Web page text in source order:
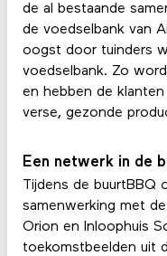
de al bestaande
de voedselbank van
oogst door tuinders
voedselbank. Zo
en hebben de
verse, gezonde
Een netwerk in de
Tijdens de buurtBBQ
samenwerking met de
Orion en Inloophuis
toekomstbeelden uit